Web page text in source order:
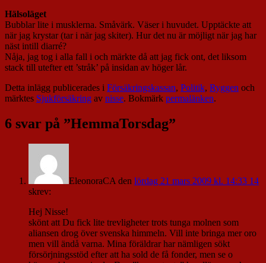
Hälsoläget
Bubblar lite i musklerna. Småvärk. Väser i huvudet. Upptäckte att
när jag krystar (tar i när jag skiter). Hur det nu är möjligt när jag har
näst intill diarré?
Nåja, jag tog i alla fall i och märkte då att jag fick ont, det liksom
stack till utefter ett ’stråk’ på insidan av höger lår.
Detta inlägg publicerades i Försäkringskassan, Politik, Ryggen och
märktes Sjukförsäkring av nisse. Bokmärk permalänken.
6 svar på ”HemmaTorsdag”
EleonoraCA den lördag 21 mars 2009 kl. 14:33 14
skrev:
Hej Nisse!
skönt att Du fick lite trevligheter trots tunga molnen som
aliansen drog över svenska himmeln. Vill inte bringa mer oro
men vill ändå varna. Mina föräldrar har nämligen sökt
försörjningsstöd efter att ha sold de få fonder, men se o